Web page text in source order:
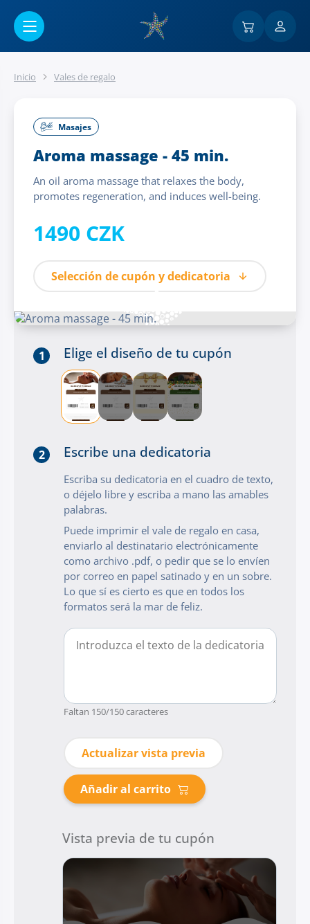
Inicio Vales de regalo
Masajes
Aroma massage - 45 min.
An oil aroma massage that relaxes the body,
promotes regeneration, and induces well-being.
1490 CZK
Selección de cupón y dedicatoria
1 Elige el diseño de tu cupón
2 Escribe una dedicatoria
Escriba su dedicatoria en el cuadro de texto,
o déjelo libre y escriba a mano las amables
palabras.
Puede imprimir el vale de regalo en casa,
enviarlo al destinatario electrónicamente
como archivo .pdf, o pedir que se lo envíen
por correo en papel satinado y en un sobre.
Lo que sí es cierto es que en todos los
formatos será la mar de feliz.
Faltan 150/150 caracteres
Actualizar vista previa
Añadir al carrito
Vista previa de tu cupón